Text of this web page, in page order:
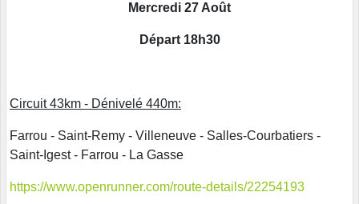
Mercredi 27 Août
Départ 18h30
Circuit 43km - Dénivelé 440m:
Farrou - Saint-Remy - Villeneuve - Salles-Courbatiers -
Saint-Igest - Farrou - La Gasse
https://www.openrunner.com/route-details/22254193